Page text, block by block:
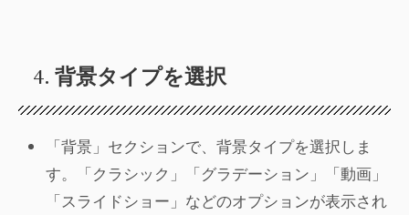
4. 背景タイプを選択
「背景」セクションで、背景タイプを選択しま
す。「クラシック」「グラデーション」「動画」
「スライドショー」などのオプションが表示され